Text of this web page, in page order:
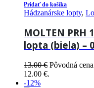
Pridať do košíka
Hádzanárske lopty,
MOLTEN PRH
lopta (biela) – 0
13.00€ Pôvodná
12.00 €.
-12%